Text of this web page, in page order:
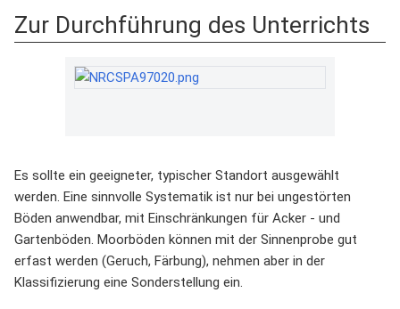
Zur Durchführung des Unterrichts
Es sollte ein geeigneter, typischer Standort ausgewählt
werden. Eine sinnvolle Systematik ist nur bei ungestörten
Böden anwendbar, mit Einschränkungen für Acker - und
Gartenböden. Moorböden können mit der Sinnenprobe gut
erfast werden (Geruch, Färbung), nehmen aber in der
Klassifizierung eine Sonderstellung ein.